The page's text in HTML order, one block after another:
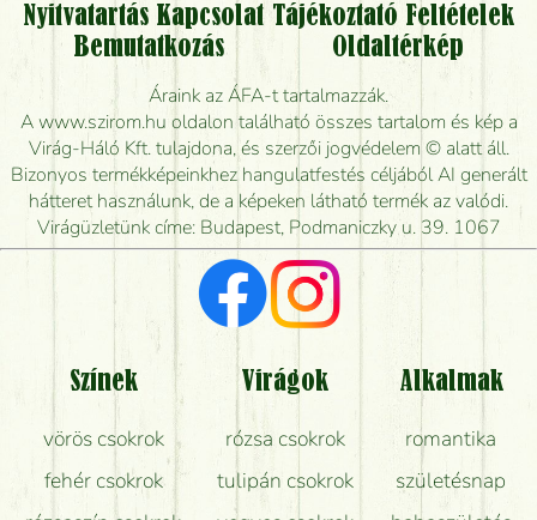
Vidékre is lehet rendelni?
Meddig rendelhetek virágküldést úgy, hogy még ma
kiszállítsák?
Mennyire gyorsan tudják elkészíteni a csokrot, és
mikor tudják leghamarabb kiszállítani?
Vörös rózsát keresek, van önöknél?
Milyen visszajelzést kapok a virágküldésről?
Tényleg azt kapom, ami a képen van?
Mit kell tudni a virágcsokrok szállításáról?
Hogy marad a lehető legtovább friss a csokor?
Tudok adventi koszorút vásárolni boltban?
Nyitvatartás Kapcsolat Tájékoztató Feltételek
Bemutatkozás
Oldaltérkép
Áraink az ÁFA-t tartalmazzák.
A www.szirom.hu oldalon található összes tartalom és kép a
Virág-Háló Kft. tulajdona, és szerzői jogvédelem © alatt áll.
Bizonyos termékképeinkhez hangulatfestés céljából AI generált
hátteret használunk, de a képeken látható termék az valódi.
Virágüzletünk címe: Budapest, Podmaniczky u. 39. 1067
Színek
vörös csokrok
fehér csokrok
Virágok
rózsa csokrok
tulipán csokrok
Alkalmak
romantika
születésnap